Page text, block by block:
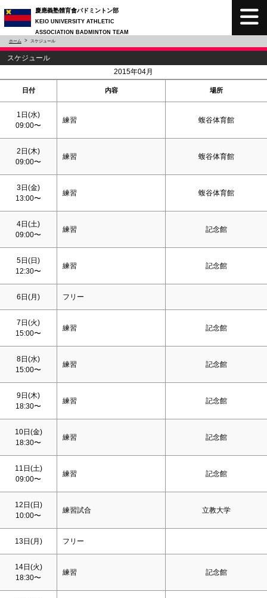
慶應義塾體育會バドミントン部
KEIO UNIVERSITY ATHLETIC
ASSOCIATION BADMINTON TEAM
ホーム スケジュール
スケジュール
2015年04月
日付 内容 場所
1日(水)
09:00〜
練習 蝮谷体育館
2日(木)
09:00〜
練習 蝮谷体育館
3日(金)
13:00〜
練習 蝮谷体育館
4日(土)
09:00〜
練習 記念館
5日(日)
12:30〜
練習 記念館
6日(月) フリー
7日(火)
15:00〜
練習 記念館
8日(水)
15:00〜
練習 記念館
9日(木)
18:30〜
練習 記念館
10日(金)
18:30〜
練習 記念館
11日(土)
09:00〜
練習 記念館
12日(日)
10:00〜
練習試合 立教大学
13日(月) フリー
14日(火)
18:30〜
練習 記念館